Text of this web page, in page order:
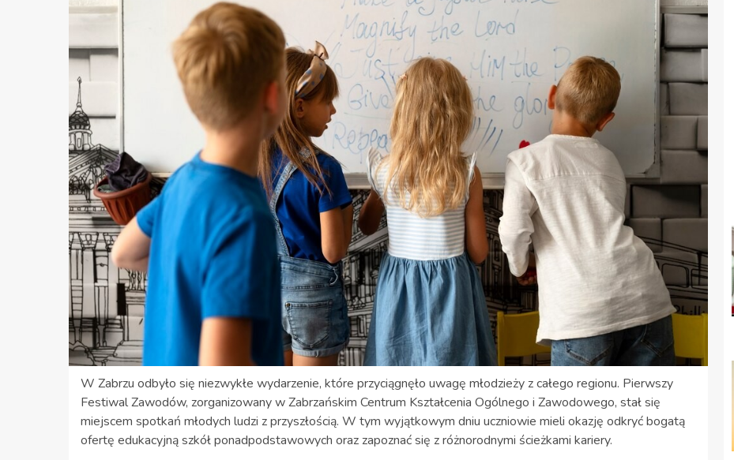
W Zabrzu odbyło się niezwykłe wydarzenie, które przyciągnęło uwagę młodzieży z całego regionu. Pierwszy
Festiwal Zawodów, zorganizowany w Zabrzańskim Centrum Kształcenia Ogólnego i Zawodowego, stał się
miejscem spotkań młodych ludzi z przyszłością. W tym wyjątkowym dniu uczniowie mieli okazję odkryć bogatą
ofertę edukacyjną szkół ponadpodstawowych oraz zapoznać się z różnorodnymi ścieżkami kariery.